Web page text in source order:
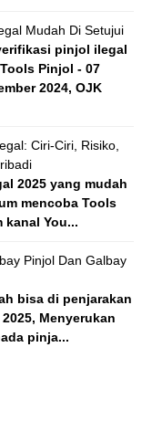
Mudah Di Setujui
pinjol ilegal
Pinjol - 07
2024, OJK
Ciri-Ciri, Risiko,
2025 yang mudah
mencoba Tools
kanal You...
Pinjol Dan Galbay
bisa di penjarakan
Menyerukan
pinja...